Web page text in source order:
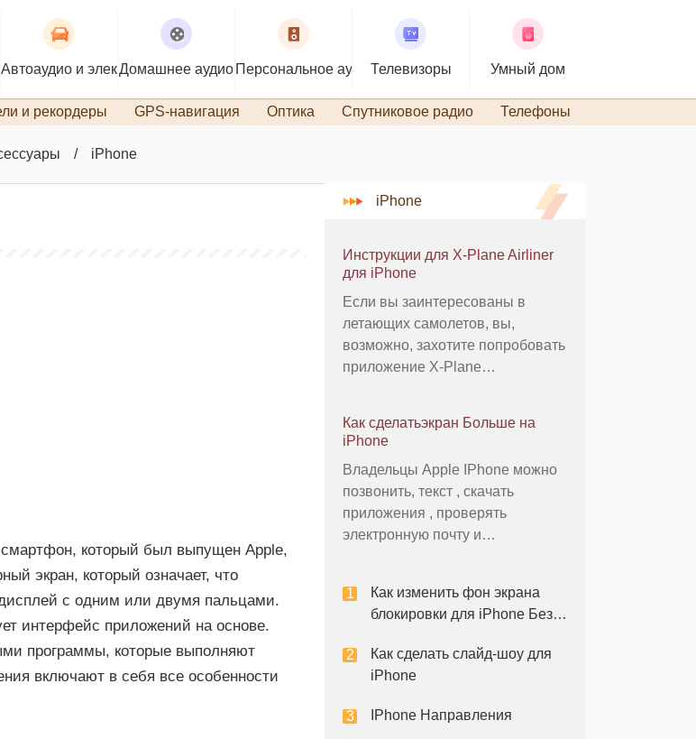
Автоаудио и электроникаДомашнее аудио Персональное аудиоТелевизоры Умный дом
и рекордеры GPS-навигация Оптика Спутниковое радио Телефоны
iPhone
смартфон, который был выпущен Apple,
экран, который означает, что
с одним или двумя пальцами.
интерфейс приложений на основе.
программы, которые выполняют
включают в себя все особенности
iPhone
Инструкции для X-Plane Airliner
для iPhone
Если вы заинтересованы в
летающих самолетов, вы,
возможно, захотите попробовать
приложение X-Plane
дисплей 3,5 дюйма измерения
подходящим для работы
приложений, таких как симулятор
полета. X-Plane Авиалайнер
включает мо
Как сделатьэкран Больше на
iPhone
Владельцы Apple IPhone можно
позвонить, текст , скачать
приложения , проверять
электронную почту и
Телефон оснащен большим 3,5 -
дюймовым широкоформатным
большой, некоторые веб-
появи
Как изменить фон экрана
блокировки для iPhone Без
Как сделать слайд-шоу для
iPhone
IPhone Направления